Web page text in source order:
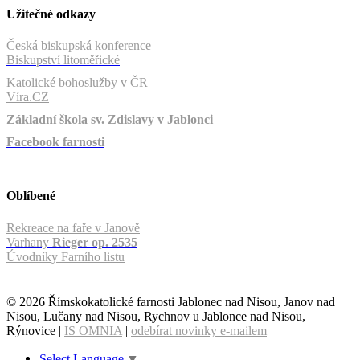
Užitečné odkazy
Česká biskupská konference
Biskupství litoměřické
Katolické bohoslužby v ČR
Víra.CZ
Základní škola sv. Zdislavy v Jablonci
Facebook farnosti
Oblíbené
Rekreace na faře v Janově
Varhany Rieger op. 2535
Úvodníky Farního listu
© 2026 Římskokatolické farnosti Jablonec nad Nisou, Janov nad
Nisou, Lučany nad Nisou, Rychnov u Jablonce nad Nisou,
Rýnovice | IS OMNIA | odebírat novinky e-mailem